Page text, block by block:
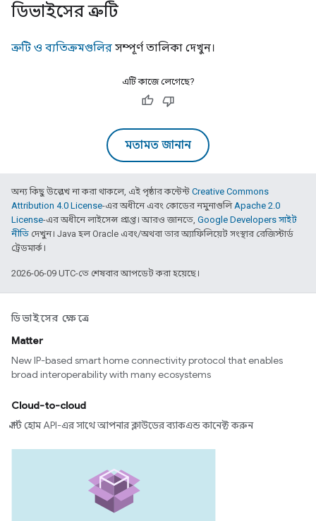
ডিভাইসের ত্রুটি
ত্রুটি ও ব্যতিক্রমগুলির সম্পূর্ণ তালিকা দেখুন।
এটি কাজে লেগেছে?
মতামত জানান
অন্য কিছু উল্লেখ না করা থাকলে, এই পৃষ্ঠার কন্টেন্ট Creative Commons
Attribution 4.0 License-এর অধীনে এবং কোডের নমুনাগুলিApache 2.0
License-এর অধীনে লাইসেন্স প্রাপ্ত। আরও জানতে, Google Developers সাইট
নীতি দেখুন। Java হল Oracle এবং/অথবা তার অ্যাফিলিয়েট সংস্থার রেজিস্টার্ড
ট্রেডমার্ক।
2026-06-09 UTC-তে শেষবার আপডেট করা হয়েছে।
ডিভাইসের ক্ষেত্রে
Matter
New IP-based smart home connectivity protocol that enables
broad interoperability with many ecosystems
Cloud-to-cloud
স্মার্ট হোম API-এর সাথে আপনার ক্লাউডের ব্যাকএন্ড কানেক্ট করুন